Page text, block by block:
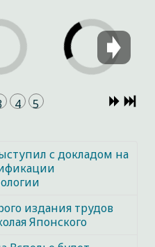
4 5
с докладом на
издания трудов
Японского